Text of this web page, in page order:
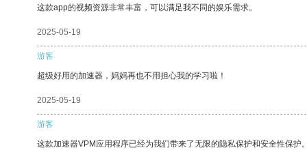
这款app的视频资源非常丰富，可以满足我不同的娱乐需求。
2025-05-19
游客
超级好用的加速器，妈妈再也不用担心我的学习啦！
2025-05-19
游客
这款加速器VPM应用程序已经为我们带来了无限的隐私保护和安全性保护